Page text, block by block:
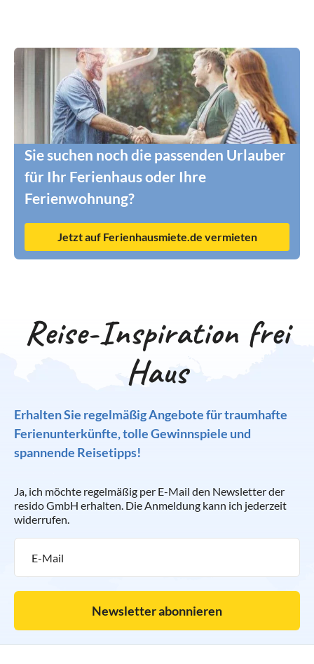
Sie suchen noch die passenden Urlauber
für Ihr Ferienhaus oder Ihre
Ferienwohnung?
Jetzt auf Ferienhausmiete.de vermieten
Reise-Inspiration frei
Haus
Erhalten Sie regelmäßig Angebote für traumhafte
Ferienunterkünfte, tolle Gewinnspiele und
spannende Reisetipps!
Ja, ich möchte regelmäßig per E-Mail den Newsletter der
resido GmbH erhalten. Die Anmeldung kann ich jederzeit
widerrufen.
Newsletter abonnieren